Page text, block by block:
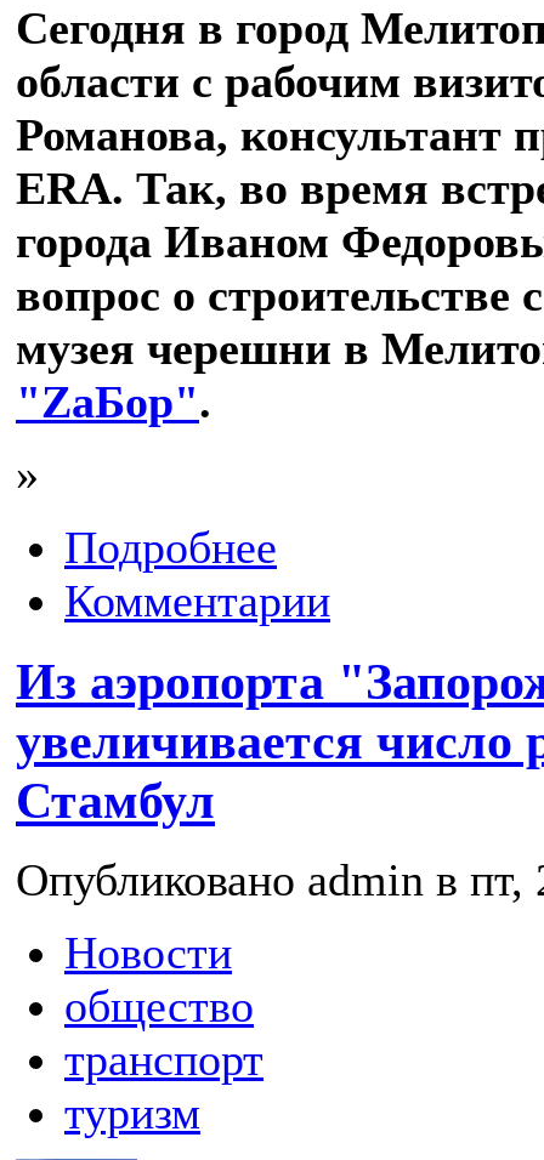
Сегодня в город
области с рабочим
Романова, консультант
ERA. Так, во время
города Иваном
вопрос о строительстве
музея черешни в
"ZаБор".
»
Подробнее
Комментарии
Из аэропорта
увеличивается число
Стамбул
Опубликовано admin в
Новости
общество
транспорт
туризм